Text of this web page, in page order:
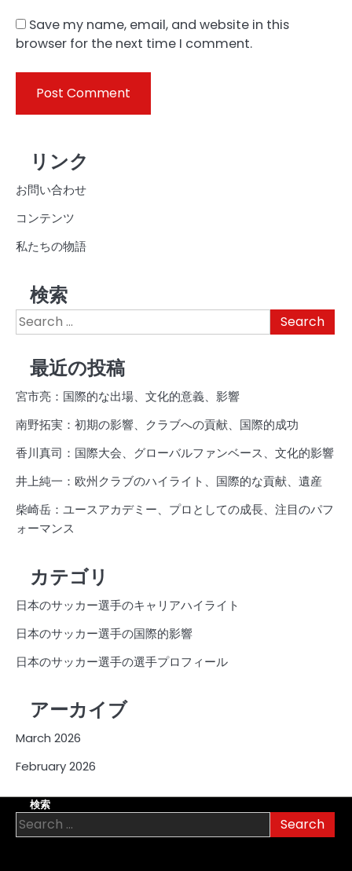
Save my name, email, and website in this
browser for the next time I comment.
リンク
お問い合わせ
コンテンツ
私たちの物語
検索
Search
for:
最近の投稿
宮市亮：国際的な出場、文化的意義、影響
南野拓実：初期の影響、クラブへの貢献、国際的成功
香川真司：国際大会、グローバルファンベース、文化的影響
井上純一：欧州クラブのハイライト、国際的な貢献、遺産
柴崎岳：ユースアカデミー、プロとしての成長、注目のパフ
ォーマンス
カテゴリ
日本のサッカー選手のキャリアハイライト
日本のサッカー選手の国際的影響
日本のサッカー選手の選手プロフィール
アーカイブ
March 2026
February 2026
検索
Search
for: